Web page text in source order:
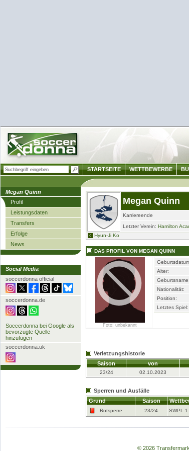
Megan Quinn
Profil
Leistungsdaten
Transfers
Erfolge
News
Social Media
soccerdonna official
soccerdonna.de
Soccerdonna bei Google als
bevorzugte Quelle
hinzufügen
soccerdonna.uk
Megan Quinn
Karriereende
Letzter Verein: Hamilton
Hyun-Ji Ko
DAS PROFIL VON MEGAN QUINN
Foto: unbekannt
Alter:
Geburtsname:
Nationalität:
Position:
Letztes Spiel:
Verletzungshistorie
Saison
von
23/24 02.10.2023
Sperren und Ausfälle
Grund
Saison
Rotsperre 23/24 SWPL 1
© 2026
STARTSEITE WETTBEWERBE